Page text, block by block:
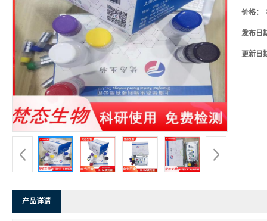
价格：
发布日
更新日
产品详请